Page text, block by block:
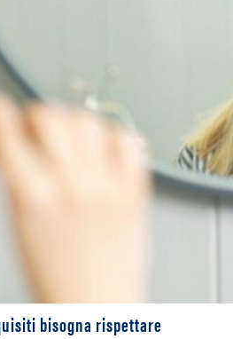
bisogna rispettare